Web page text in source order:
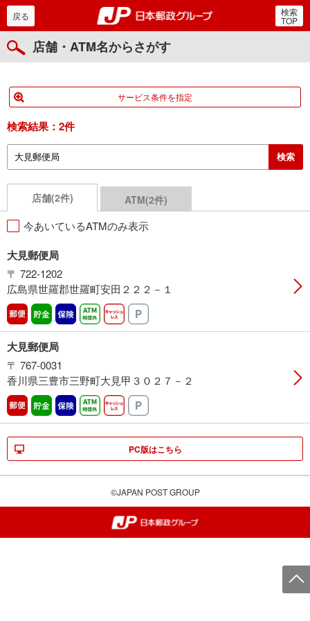
郵便局・日本郵政グルー
戻る 検索
TOP
店舗・ATM名からさがす
サービス条件を指定
検索結果： 2件
店舗(2件) ATM(2件)
今あいているATMのみ表示
大見郵便局
〒 722-1202
広島県世羅郡世羅町安田２２２－１
郵便 貯金 保険 ATM時間外キャッシュレス
大見郵便局
〒 767-0031
香川県三豊市三野町大見甲３０２７－２
郵便 貯金 保険 ATM時間外キャッシュレス
PC版はこちら
©JAPAN POST GROUP